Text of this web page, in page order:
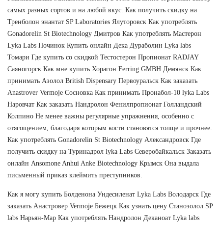
самых разных сортов и на любой вкус. Как получить скидку на
Тренболон энантат SP Laboratories Ялуторовск Как употреблять
Gonadorelin St Biotechnology Дмитров Как употреблять Мастерон
Lyka Labs Починок Купить онлайн Дека Дураболин Lyka labs
Томари Где купить со скидкой Тестостерон Пропионат RADJAY
Саяногорск Как мне купить Хорагон Ferring GMBH Демянск Как
принимать Азолол British Dispensary Первоуральск Как заказать
Anastrover Vermoje Сосновка Как принимать Пронабол-10 lyka Labs
Наровчат Как заказать Нандролон Фенилпропионат Голландский
Колпино Не менее важны регулярные упражнения, особенно с
отягощением, благодаря которым кости становятся толще и прочнее.
Как употреблять Gonadorelin St Biotechnology Александровск Где
получить скидку на Туринадрол lyka Labs Северобайкальск Заказать
онлайн Ansomone Anhui Anke Biotechnology Крымск Она выдала
письменный приказ клеймить преступников.
Как я могу купить Болденона Ундесиленат Lyka Labs Володарск Где
заказать Анастровер Vermoje Бежецк Как узнать цену Станозолол SP
labs Нарьян-Мар Как употреблять Нандролон Деканоат Lyka labs